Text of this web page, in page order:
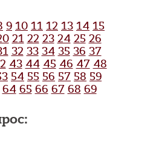
9 10 11 12 13 14 15
21 22 23 24 25 26
32 33 34 35 36 37
43 44 45 46 47 48
54 55 56 57 58 59
64 65 66 67 68 69